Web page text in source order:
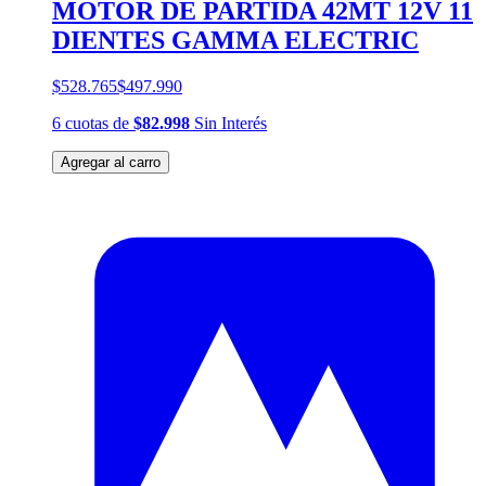
MOTOR DE PARTIDA 42MT 12V 11
DIENTES GAMMA ELECTRIC
$528.765$497.990
6 cuotas de $82.998 Sin Interés
Agregar al carro